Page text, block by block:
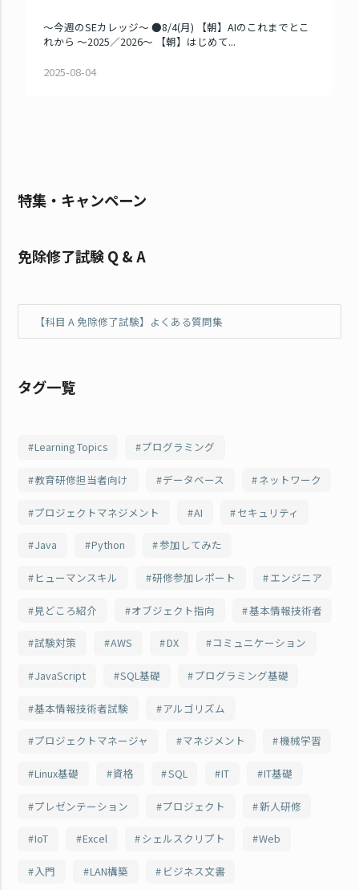
～今週のSEカレッジ～ ●8/4(月) 【朝】AIのこれまでとこ
れから ～2025／2026～ 【朝】はじめて...
2025-08-04
特集・キャンペーン
免除修了試験 Q & A
【科目 A 免除修了試験】よくある質問集
タグ一覧
Learning Topics プログラミング
教育研修担当者向け データベース ネットワーク
プロジェクトマネジメント AI セキュリティ
Java Python 参加してみた
ヒューマンスキル 研修参加レポート エンジニア
見どころ紹介 オブジェクト指向 基本情報技術者
試験対策 AWS DX コミュニケーション
JavaScript SQL基礎 プログラミング基礎
基本情報技術者試験 アルゴリズム
プロジェクトマネージャ マネジメント 機械学習
Linux基礎 資格 SQL IT IT基礎
プレゼンテーション プロジェクト 新人研修
IoT Excel シェルスクリプト Web
入門 LAN構築 ビジネス文書